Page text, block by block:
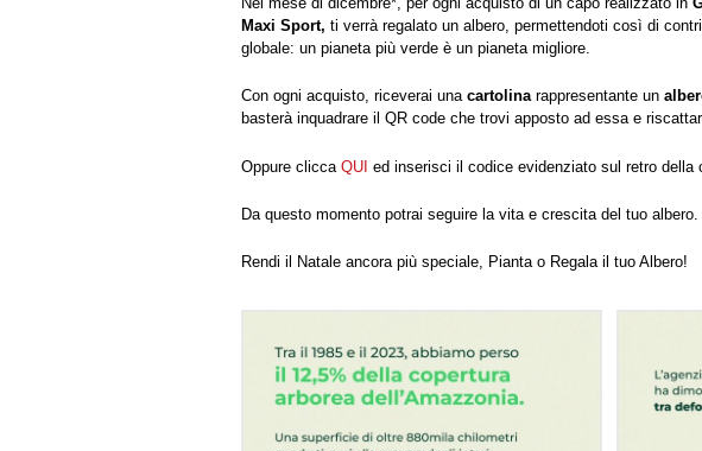
Maxi Sport, ti verrà regalato un albero, permettendoti così di
globale: un pianeta più verde è un pianeta migliore.
Con ogni acquisto, riceverai una cartolinarappresentante un
basterà inquadrare il QR code che trovi apposto ad essa e
Oppure clicca QUI ed inserisci il codice evidenziato sul retro della
Da questo momento potrai seguire la vita e crescita del tuo albero.
Rendi il Natale ancora più speciale, Pianta o Regala il tuo Albero!